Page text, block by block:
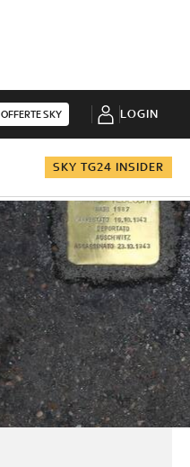
OFFERTE SKY LOGIN
SKY TG24 INSIDER